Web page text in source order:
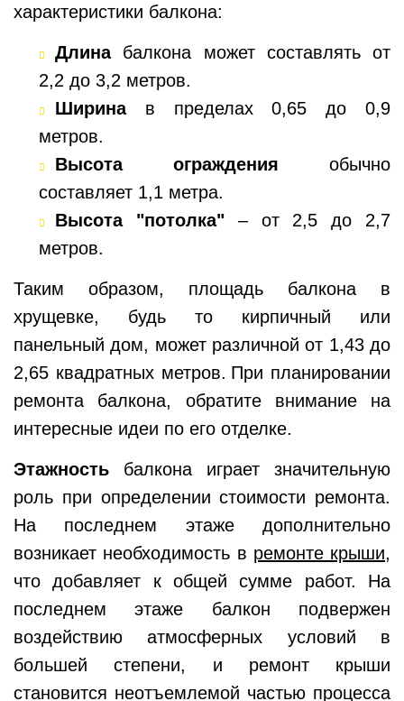
характеристики балкона:
Длинабалкона может составлять от
2,2 до 3,2 метров.
Ширина в пределах 0,65 до 0,9
метров.
Высота ограждения обычно
составляет 1,1 метра.
Высота "потолка" – от 2,5 до 2,7
метров.
Таким образом, площадь балкона в
хрущевке, будь то кирпичный или
панельный дом, может различной от 1,43 до
2,65 квадратных метров. При планировании
ремонта балкона, обратите внимание на
интересные идеи по его отделке.
Этажность балкона играет значительную
роль при определении стоимости ремонта.
На последнем этаже дополнительно
возникает необходимость в ремонте крыши,
что добавляет к общей сумме работ. На
последнем этаже балкон подвержен
воздействию атмосферных условий в
большей степени, и ремонт крыши
становится неотъемлемой частью процесса